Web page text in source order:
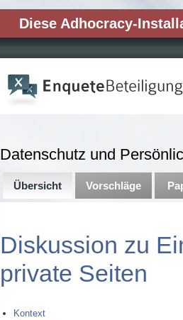
Diese Adhocracy-
Datenschutz und
Übersicht Vorschläge
Diskussion zu
private Seiten
Kontext